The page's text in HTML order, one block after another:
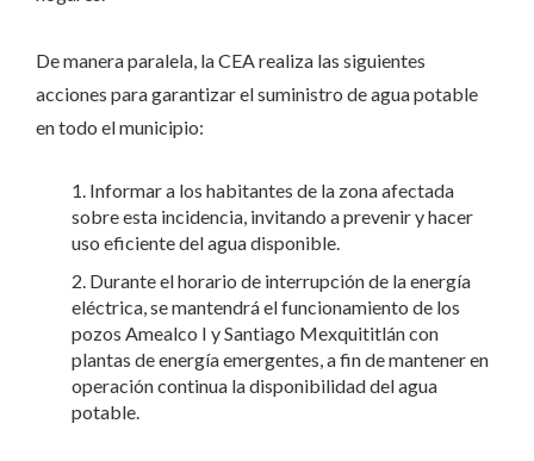
De manera paralela, la CEA realiza las siguientes
acciones para garantizar el suministro de agua potable
en todo el municipio:
Informar a los habitantes de la zona afectada
sobre esta incidencia, invitando a prevenir y hacer
uso eficiente del agua disponible.
Durante el horario de interrupción de la energía
eléctrica, se mantendrá el funcionamiento de los
pozos Amealco I y Santiago Mexquititlán con
plantas de energía emergentes, a fin de mantener en
operación continua la disponibilidad del agua
potable.